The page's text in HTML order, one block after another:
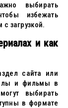
выбирать
избежать
загрузкой.
и как
сайта или
и фильмы в
выбирать
в формате